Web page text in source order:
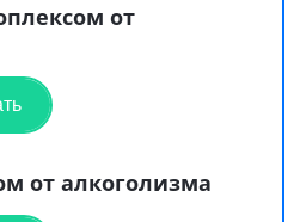
от
от алкоголизма